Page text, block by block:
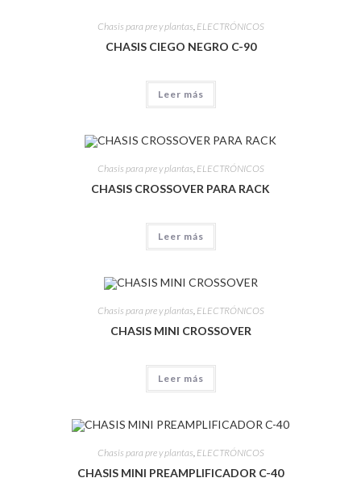
Chasis para pre y plantas, ELECTRÓNICOS
CHASIS CIEGO NEGRO C-90
Leer más
Chasis para pre y plantas, ELECTRÓNICOS
CHASIS CROSSOVER PARA RACK
Leer más
Chasis para pre y plantas, ELECTRÓNICOS
CHASIS MINI CROSSOVER
Leer más
Chasis para pre y plantas, ELECTRÓNICOS
CHASIS MINI PREAMPLIFICADOR C-40